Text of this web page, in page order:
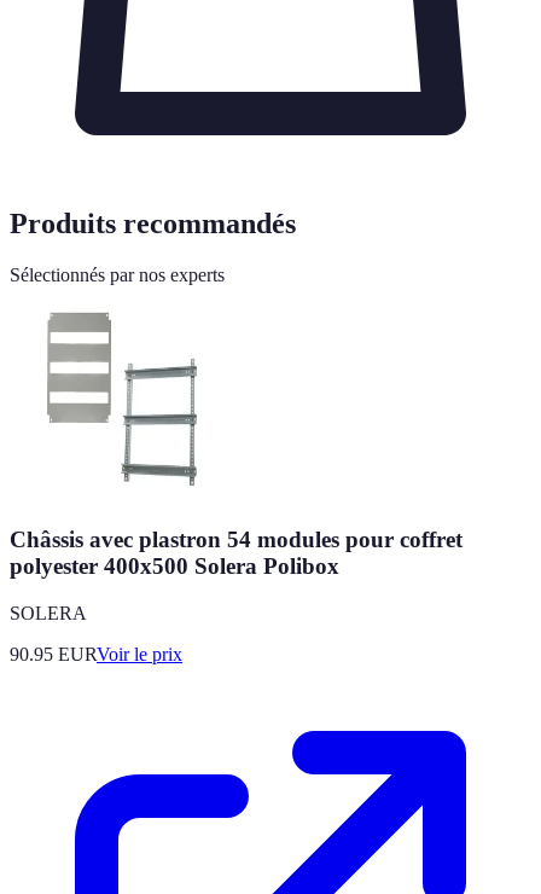
Produits recommandés
Sélectionnés par nos experts
Châssis avec plastron 54 modules pour coffret
polyester 400x500 Solera Polibox
SOLERA
90.95 EURVoir le prix